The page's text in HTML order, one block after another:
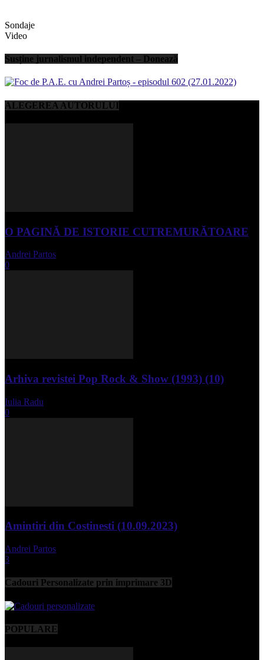
Sondaje
Video
Susține jurnalismul independent – Donează
ALEGEREA AUTORULUI
O PAGINĂ DE ISTORIE CUTREMURĂTOARE
Andrei Partos
0
Arhiva revistei Pop Rock & Show (1993) (10)
Iulia Radu
0
Amintiri din Costinesti (10.09.2023)
Andrei Partos
3
Cadouri Personalizate prin imprimare 3D
POPULARE